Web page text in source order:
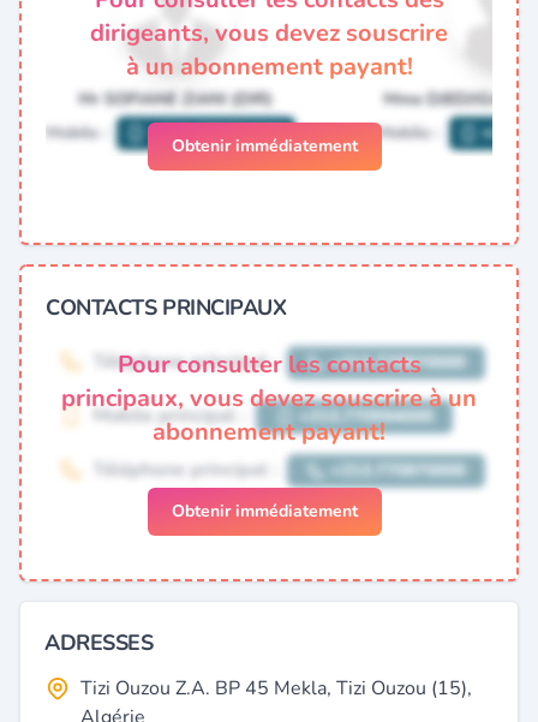
dirigeants, vous devez souscrire
à un abonnement payant!
Obtenir immédiatement
CONTACTS PRINCIPAUX
Pour consulter les contacts
principaux, vous devez souscrire à un
abonnement payant!
Obtenir immédiatement
ADRESSES
Tizi Ouzou Z.A. BP 45 Mekla, Tizi Ouzou (15),